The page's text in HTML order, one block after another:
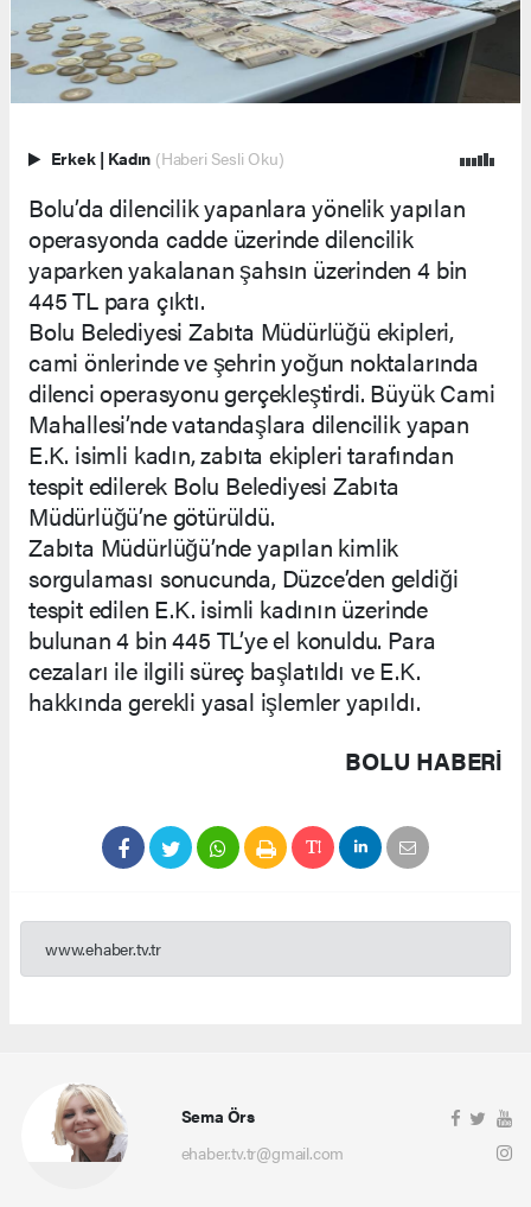
Erkek | Kadın (Haberi Sesli Oku)
Bolu’da dilencilik yapanlara yönelik yapılan
operasyonda cadde üzerinde dilencilik
yaparken yakalanan şahsın üzerinden 4 bin
445 TL para çıktı.
Bolu Belediyesi Zabıta Müdürlüğü ekipleri,
cami önlerinde ve şehrin yoğun noktalarında
dilenci operasyonu gerçekleştirdi. Büyük Cami
Mahallesi’nde vatandaşlara dilencilik yapan
E.K. isimli kadın, zabıta ekipleri tarafından
tespit edilerek Bolu Belediyesi Zabıta
Müdürlüğü’ne götürüldü.
Zabıta Müdürlüğü’nde yapılan kimlik
sorgulaması sonucunda, Düzce’den geldiği
tespit edilen E.K. isimli kadının üzerinde
bulunan 4 bin 445 TL’ye el konuldu. Para
cezaları ile ilgili süreç başlatıldı ve E.K.
hakkında gerekli yasal işlemler yapıldı.
BOLU HABERİ
www.ehaber.tv.tr
Sema Örs
ehaber.tv.tr@gmail.com